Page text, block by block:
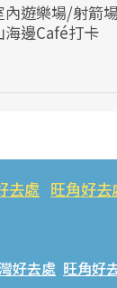
內遊樂場/射箭
邊Café打卡
去處 旺角好去
好去處 旺角好